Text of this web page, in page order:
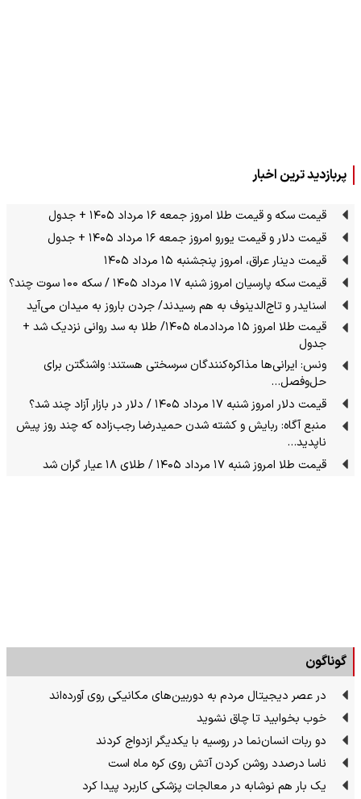
پربازدید ترین اخبار
قیمت سکه و قیمت طلا امروز جمعه ۱۶ مرداد ۱۴۰۵ + جدول
قیمت دلار و قیمت یورو امروز جمعه ۱۶ مرداد ۱۴۰۵ + جدول
قیمت دینار عراق، امروز پنجشنبه ۱۵ مرداد ۱۴۰۵
قیمت سکه پارسیان امروز شنبه ۱۷ مرداد ۱۴۰۵ / سکه ۱۰۰ سوت چند؟
اسنایدر و تاج‌الدینوف به هم رسیدند/ جردن باروز به میدان می‌آید
قیمت طلا امروز ۱۵ مردادماه ۱۴۰۵/ طلا به سد روانی نزدیک شد +
جدول
ونس: ایرانی‌ها مذاکره‌کنندگان سرسختی هستند؛ واشنگتن برای
حل‌وفصل…
قیمت دلار امروز شنبه ۱۷ مرداد ۱۴۰۵ / دلار در بازار آزاد چند شد؟
منبع آگاه: ربایش و کشته شدن حمیدرضا رجب‌زاده که چند روز پیش
ناپدید…
قیمت طلا امروز شنبه ۱۷ مرداد ۱۴۰۵ / طلای ۱۸ عیار گران شد
گوناگون
در عصر دیجیتال مردم به دوربین‌های مکانیکی روی آورده‌اند
خوب بخوابید تا چاق نشوید
دو ربات انسان‌نما در روسیه با یکدیگر ازدواج کردند
ناسا درصدد روشن کردن آتش روی کره ماه است
یک بار هم نوشابه در معالجات پزشکی کاربرد پیدا کرد